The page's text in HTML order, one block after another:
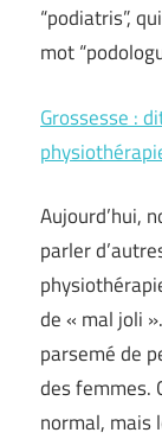
“podiatris”,
mot
Grossesse :
Aujourd’hui,
parler
de « mal joli
parsemé de
des femmes.
normal, mais